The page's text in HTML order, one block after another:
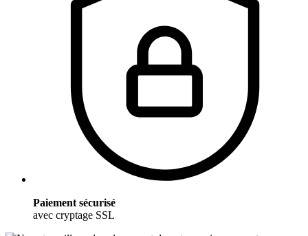
Paiement sécurisé
avec cryptage SSL